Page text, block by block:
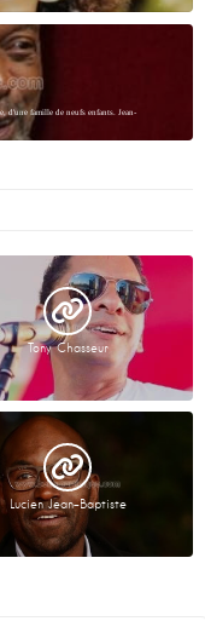
d'une famille de neufs enfants. Jean-
Tony Chasseur
Lucien Jean-Baptiste